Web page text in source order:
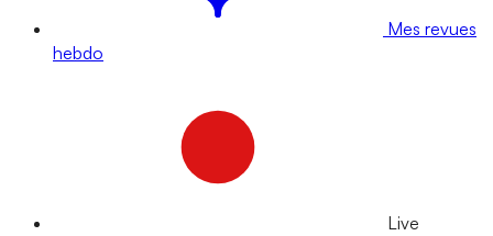
Mes revues
hebdo
Live